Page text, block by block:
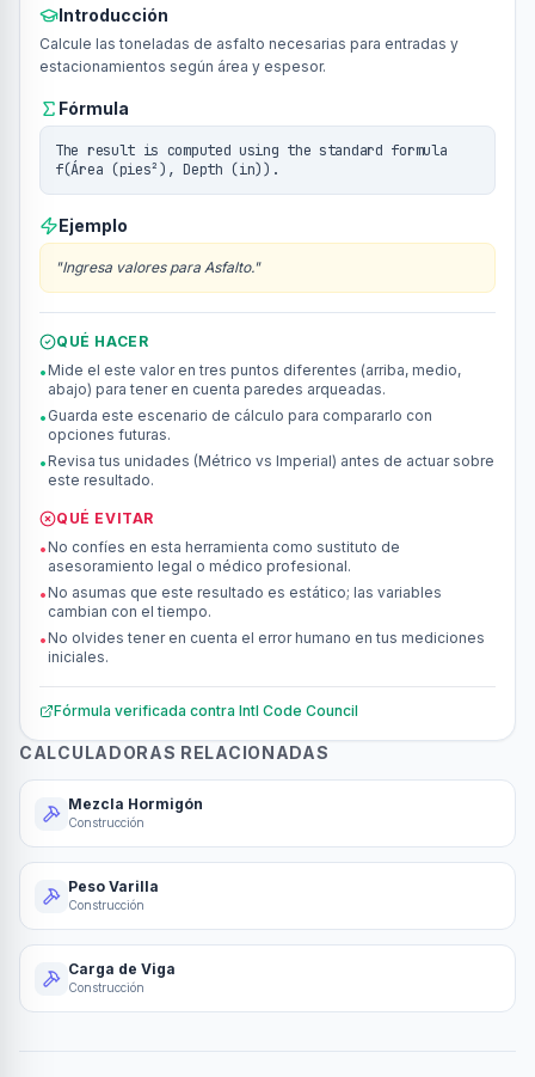
Introducción
Calcule las toneladas de asfalto necesarias para entradas y
estacionamientos según área y espesor.
Fórmula
The result is computed using the standard formula
f(Área (pies²), Depth (in)).
Ejemplo
"Ingresa valores para Asfalto."
QUÉ HACER
• Mide el este valor en tres puntos diferentes (arriba, medio,
abajo) para tener en cuenta paredes arqueadas.
• Guarda este escenario de cálculo para compararlo con
opciones futuras.
• Revisa tus unidades (Métrico vs Imperial) antes de actuar sobre
este resultado.
QUÉ EVITAR
• No confíes en esta herramienta como sustituto de
asesoramiento legal o médico profesional.
• No asumas que este resultado es estático; las variables
cambian con el tiempo.
• No olvides tener en cuenta el error humano en tus mediciones
iniciales.
Fórmula verificada contra Intl Code Council
CALCULADORAS RELACIONADAS
Mezcla Hormigón
Construcción
Peso Varilla
Construcción
Carga de Viga
Construcción